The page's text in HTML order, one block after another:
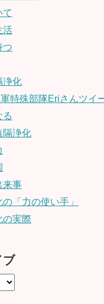
て
活
つ
浄化
特殊部隊Eriさんツイ
る
隔浄化
来事
「力の使い手」
の実際
ブ